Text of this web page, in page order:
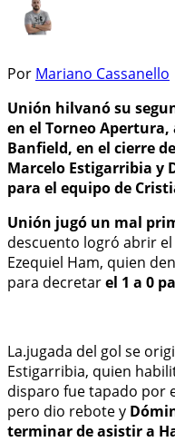
Por Mariano Cassanello
Unión hilvanó su
en el Torneo Apertura,
Banfield, en el cierre
Marcelo Estigarribia y
para el equipo de
Unión jugó un mal
descuento logró abrir
Ezequiel Ham, quien
para decretarel 1 a 0
La.jugada del gol se
Estigarribia, quien
disparo fue tapado por
pero dio rebote y
terminar de asistir a